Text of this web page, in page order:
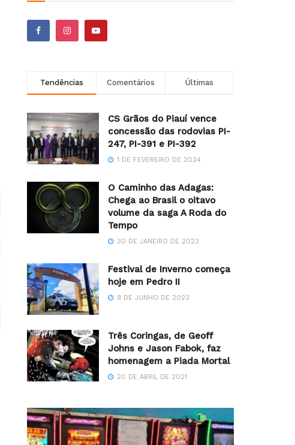
Tendências Comentários Últimas
CS Grãos do Piauí vence
concessão das rodovias PI-
247, PI-391 e PI-392
1 DE FEVEREIRO DE 2024
O Caminho das Adagas:
Chega ao Brasil o oitavo
volume da saga A Roda do
Tempo
30 DE JANEIRO DE 2023
Festival de Inverno começa
hoje em Pedro II
8 DE JUNHO DE 2023
Três Coringas, de Geoff
Johns e Jason Fabok, faz
homenagem a Piada Mortal
20 DE ABRIL DE 2021